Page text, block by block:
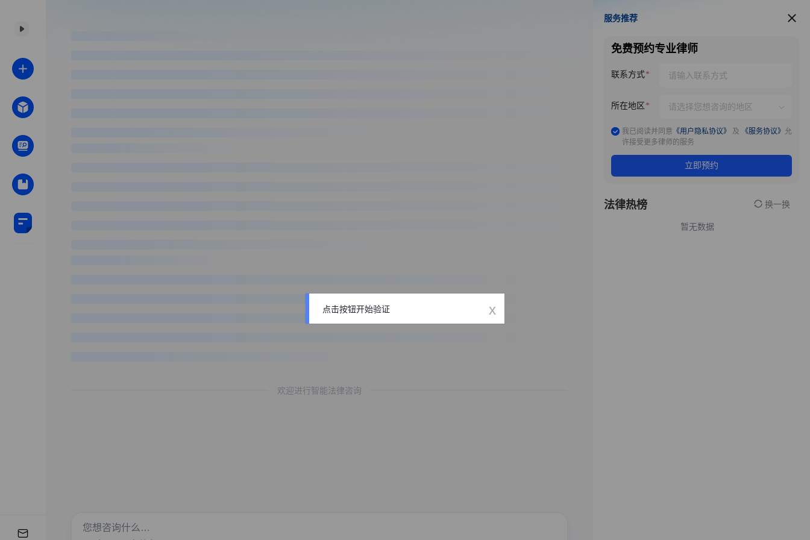
欢迎进行智能法律咨询
服务推荐
服务推荐
免费预约专业律师
联系方式
所在地区
我已阅读并同意 《用户隐私协议》 及 《服务协议》 允
许接受更多律师的服务
立即预约
法律热榜 换一换
暂无数据
点击按钮开始验证 x